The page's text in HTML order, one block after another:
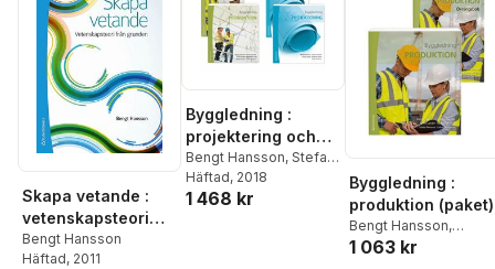
Skapa vetande :
vetenskapsteori
från grunden
Bengt Hansson
Häftad, 2011
Byggledning :
projektering och
produktion med
övningar (paket)
Bengt Hansson, Stefan
Olander ,Anne Landin
Radhlinah Aulin
Häftad, 2018
1 468 kr
Byggledning :
produktion (paket)
Bengt Hansson,
Radhlinah Aulin
1 063 kr